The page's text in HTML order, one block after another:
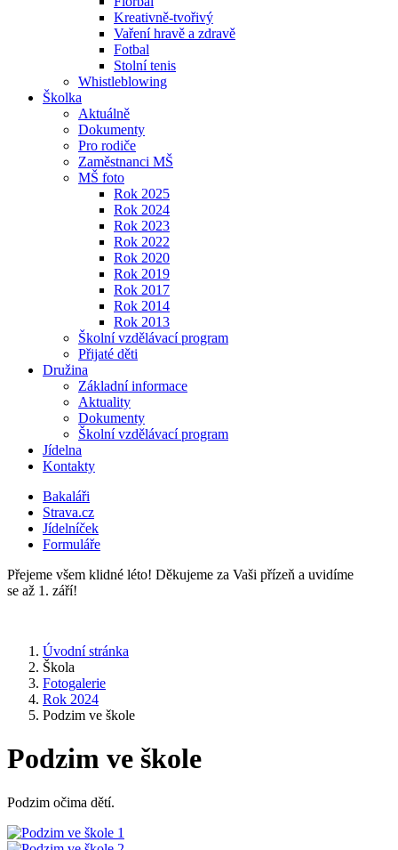
Kreativně-tvořivý
Vaření hravě a zdravě
Fotbal
Stolní tenis
Whistleblowing
Školka
Aktuálně
Dokumenty
Pro rodiče
Zaměstnanci MŠ
MŠ foto
Rok 2025
Rok 2024
Rok 2023
Rok 2022
Rok 2020
Rok 2019
Rok 2017
Rok 2014
Rok 2013
Školní vzdělávací program
Přijaté děti
Družina
Základní informace
Aktuality
Dokumenty
Školní vzdělávací program
Jídelna
Kontakty
Bakaláři
Strava.cz
Jídelníček
Formuláře
Přejeme všem klidné léto! Děkujeme za Vaši přízeň a uvidíme
se až 1. září!
Úvodní stránka
Škola
Fotogalerie
Rok 2024
Podzim ve škole
Podzim ve škole
Podzim očima dětí.